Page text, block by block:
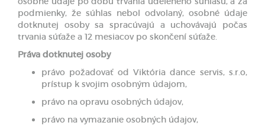
podmienky, že súhlas nebol odvolaný, osobné údaje
dotknutej osoby sa spracúvajú a uchovávajú počas
trvania súťaže a 12 mesiacov po skončení súťaže.
Práva dotknutej osoby
právo požadovať od Viktória dance servis, s.r.o,
prístup k svojim osobným údajom,
právo na opravu osobných údajov,
právo na vymazanie osobných údajov,